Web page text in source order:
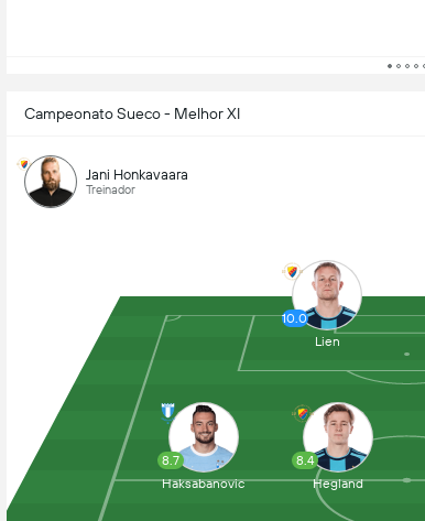
Campeonato Sueco - Melhor XI
Jani Honkavaara
Treinador
8.7
Haksabanovic
10.0
Lien
8.4
Hegland